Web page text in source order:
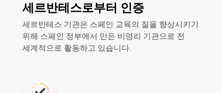
세르반테스로부터 인증
세르반테스 기관은 스페인 교육의 질을 향상시키기
위해 스페인 정부에서 만든 비영리 기관으로 전
세계적으로 활동하고 있습니다.